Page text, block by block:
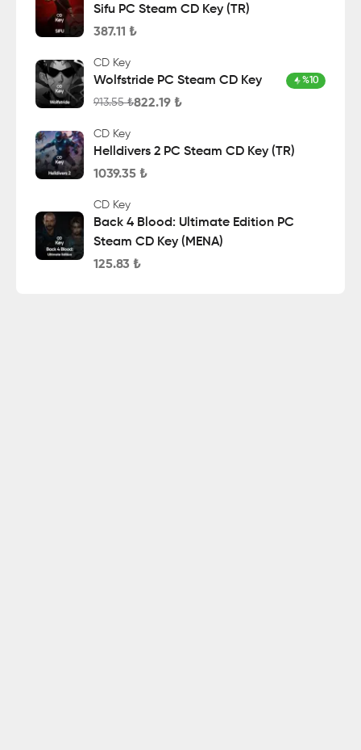
Sifu PC Steam CD Key (TR)
387.11 ₺
CD Key
Wolfstride PC Steam CD Key %10
913.55₺822.19 ₺
CD Key
Helldivers 2 PC Steam CD Key (TR)
1039.35 ₺
CD Key
Back 4 Blood: Ultimate Edition PC
Steam CD Key (MENA)
125.83 ₺